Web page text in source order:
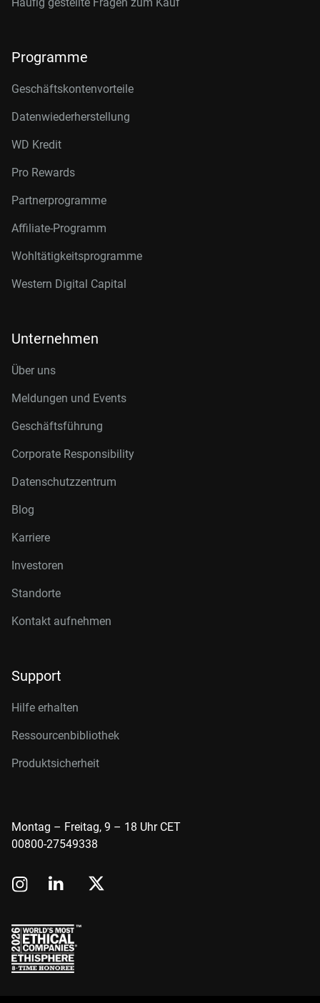
Programme
Geschäftskontenvorteile
Datenwiederherstellung
WD Kredit
Pro Rewards
Partnerprogramme
Affiliate-Programm
Wohltätigkeitsprogramme
Western Digital Capital
Unternehmen
Über uns
Meldungen und Events
Geschäftsführung
Corporate Responsibility
Datenschutzzentrum
Blog
Karriere
Investoren
Standorte
Kontakt aufnehmen
Support
Hilfe erhalten
Ressourcenbibliothek
Produktsicherheit
Montag – Freitag, 9 – 18 Uhr CET
00800-27549338